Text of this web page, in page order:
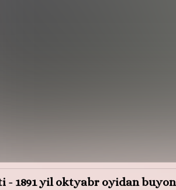
- 1891 yil oktyabr oyidan